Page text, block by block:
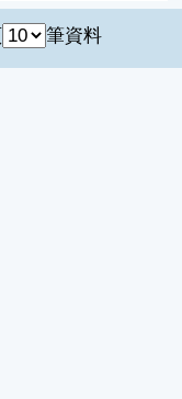
筆資料